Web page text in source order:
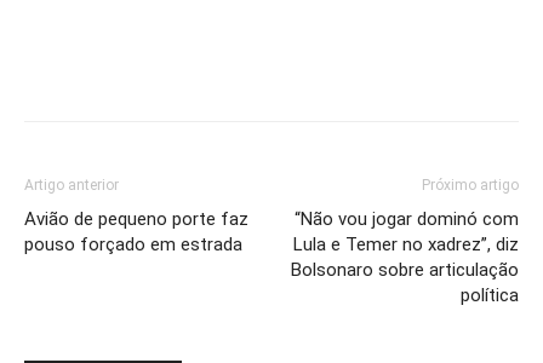
Artigo anterior
Avião de pequeno porte faz
pouso forçado em estrada
Próximo artigo
“Não vou jogar dominó com
Lula e Temer no xadrez”, diz
Bolsonaro sobre articulação
política